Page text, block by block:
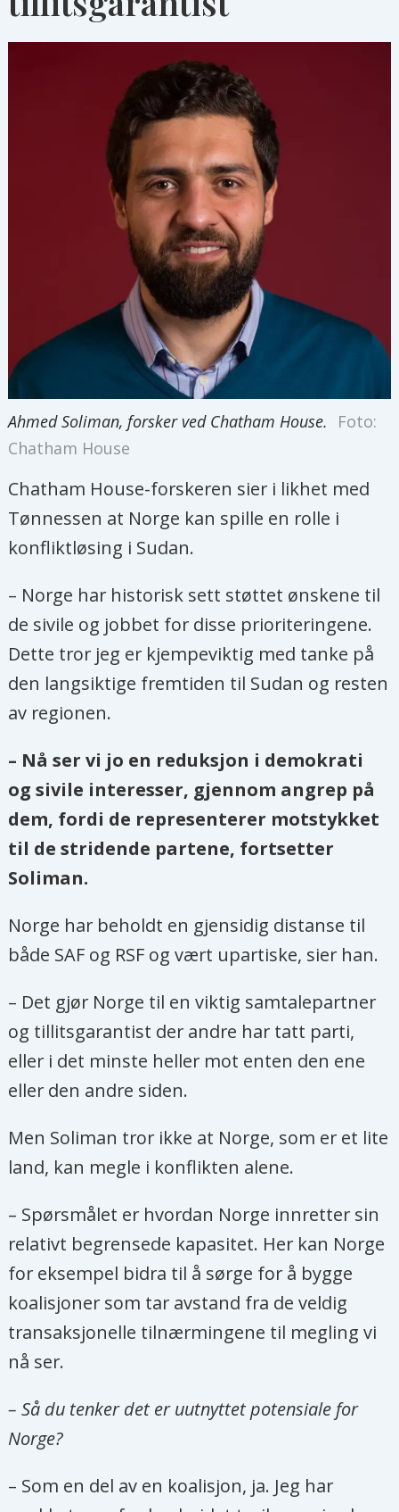
Ahmed Soliman, forsker ved Chatham House.
Foto:
Chatham House
Chatham House-forskeren sier i likhet med
Tønnessen at Norge kan spille en rolle i
konfliktløsing i Sudan.
– Norge har historisk sett støttet ønskene til
de sivile og jobbet for disse prioriteringene.
Dette tror jeg er kjempeviktig med tanke på
den langsiktige fremtiden til Sudan og resten
av regionen.
– Nå ser vi jo en reduksjon i demokrati
og sivile interesser, gjennom angrep på
dem, fordi de representerer motstykket
til de stridende partene, fortsetter
Soliman.
Norge har beholdt en gjensidig distanse til
både SAF og RSF og vært upartiske, sier han.
– Det gjør Norge til en viktig samtalepartner
og tillitsgarantist der andre har tatt parti,
eller i det minste heller mot enten den ene
eller den andre siden.
Men Soliman tror ikke at Norge, som er et lite
land, kan megle i konflikten alene.
– Spørsmålet er hvordan Norge innretter sin
relativt begrensede kapasitet. Her kan Norge
for eksempel bidra til å sørge for å bygge
koalisjoner som tar avstand fra de veldig
transaksjonelle tilnærmingene til megling vi
nå ser.
– Så du tenker det er uutnyttet potensiale for
Norge?
– Som en del av en koalisjon, ja. Jeg har